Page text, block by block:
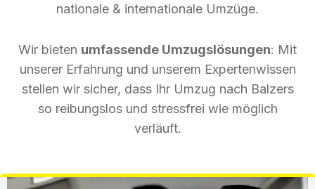
nationale & internationale Umzüge.
Wir bieten umfassende Umzugslösungen: Mit
unserer Erfahrung und unserem Expertenwissen
stellen wir sicher, dass Ihr Umzug nach Balzers
so reibungslos und stressfrei wie möglich
verläuft.